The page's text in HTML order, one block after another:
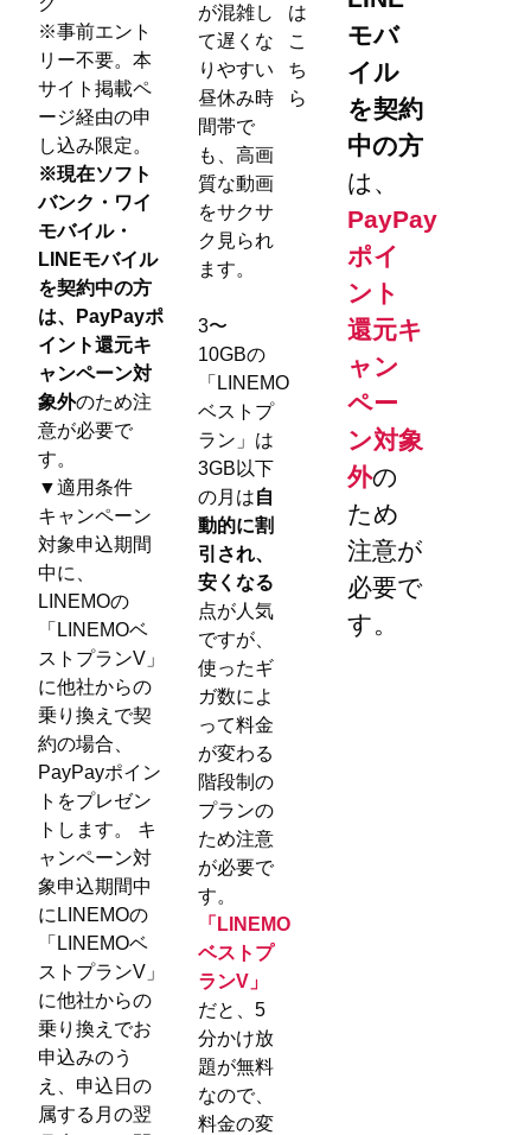
※事前エント
リー不要。本
サイト掲載ペ
ージ経由の申
し込み限定。
※現在ソフト
バンク・ワイ
モバイル・
LINEモバイル
を契約中の方
は、PayPayポ
イント還元キ
ャンペーン対
象外のため注
意が必要で
す。
▼適用条件
キャンペーン
対象申込期間
中に、
LINEMOの
「LINEMOベ
ストプランV」
に他社からの
乗り換えで契
約の場合、
PayPayポイン
トをプレゼン
トします。 キ
ャンペーン対
象申込期間中
にLINEMOの
「LINEMOベ
ストプランV」
に他社からの
乗り換えでお
申込みのう
え、申込日の
属する月の翌
が混雑し
て遅くな
りやすい
昼休み時
間帯で
も、高画
質な動画
をサクサ
ク見られ
ます。
3〜
10GBの
「LINEMO
ベストプ
ラン」は
3GB以下
の月は自
動的に割
引され、
安くなる
点が人気
ですが、
使ったギ
ガ数によ
って料金
が変わる
階段制の
プランの
ため注意
が必要で
す。
「LINEMO
ベストプ
ランV」
だと、5
分かけ放
題が無料
なので、
料金の変
は
こ
ち
ら
モバ
イル
を契約
中の方
は、
PayPay
ポイ
ント
還元キ
ャン
ペー
ン対象
外の
ため
注意が
必要で
す。